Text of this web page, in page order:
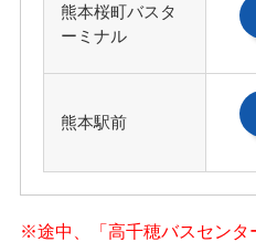
熊本桜町バスタ
ーミナル
熊本駅前
※途中、「高千穂バスセンタ